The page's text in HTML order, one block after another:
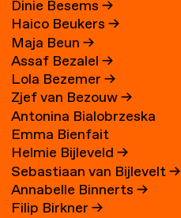
Dinie Besems→
Haico Beukers→
Maja Beun→
Assaf Bezalel→
Lola Bezemer→
Zjef van Bezouw→
Antonina Bialobrzeska
Emma Bienfait
Helmie Bijleveld→
Sebastiaan van Bijlevelt→
Annabelle Binnerts→
Filip Birkner→